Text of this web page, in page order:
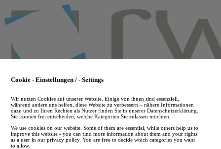
to
main
Cookie - Einstellungen / - Settings
Wir nutzen Cookies auf unserer Website. Einige von ihnen sind essenziell,
während andere uns helfen, diese Website zu verbessern – nähere Informationen
dazu und zu Ihren Rechten als Nutzer finden Sie in unserer Datenschutzerklärung.
Sie können frei entscheiden, welche Kategorien Sie zulassen möchten.
We use cookies on our website. Some of them are essential, while others help us to
improve this website - you can find more information about them and your rights
as a user in our privacy policy. You are free to decide which categories you want
to allow.